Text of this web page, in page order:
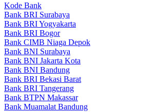
Kode Bank
Bank BRI Surabaya
Bank BRI Yogyakarta
Bank BRI Bogor
Bank CIMB Niaga Depok
Bank BNI Surabaya
Bank BNI Jakarta Kota
Bank BNI Bandung
Bank BRI Bekasi Barat
Bank BRI Tangerang
Bank BTPN Makassar
Bank Muamalat Bandung